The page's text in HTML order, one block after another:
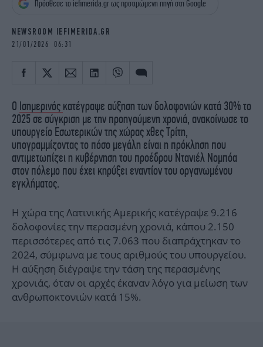
iBOOKS
ΖΩΔΙΑ
MEDIA
NEWSLETTER
Πρόσθεσε το iefimerida.gr ως προτιμώμενη πηγή στη Google
NEWSROOM IEFIMERIDA.GR
21/01/2026 06:31
Ο Ισημερινός κατέγραψε αύξηση των δολοφονιών κατά 30% το
2025 σε σύγκριση με την προηγούμενη χρονιά, ανακοίνωσε το
υπουργείο Εσωτερικών της χώρας χθες Τρίτη,
υπογραμμίζοντας το πόσο μεγάλη είναι η πρόκληση που
αντιμετωπίζει η κυβέρνηση του προέδρου Ντανιέλ Νομπόα
στον πόλεμο που έχει κηρύξει εναντίον του οργανωμένου
εγκλήματος.
Η χώρα της Λατινικής Αμερικής κατέγραψε 9.216
δολοφονίες την περασμένη χρονιά, κάπου 2.150
περισσότερες από τις 7.063 που διαπράχτηκαν το
2024, σύμφωνα με τους αριθμούς του υπουργείου.
Η αύξηση διέγραψε την τάση της περασμένης
χρονιάς, όταν οι αρχές έκαναν λόγο για μείωση των
ανθρωποκτονιών κατά 15%.